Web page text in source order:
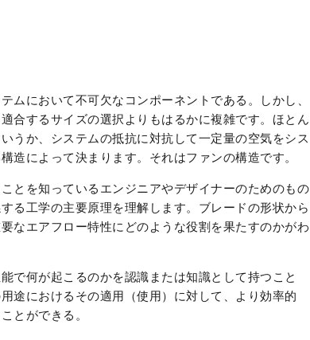
ムにおいて不可欠なコンポーネントである。しかし、
合するサイズの選択よりもはるかに複雑です。ほとん
うか、システムの抵抗に対抗して一定量の空気をシス
造によって決まります。それはファンの構造です。
とを知っているエンジニアやデザイナーのためのもの
る工学の主要原理を理解します。ブレードの形状から
なエアフロー特性にどのような役割を果たすのかがわ
で何が起こるのかを認識または知識として持つこと
途におけるその適用（使用）に対して、より効率的
とができる。